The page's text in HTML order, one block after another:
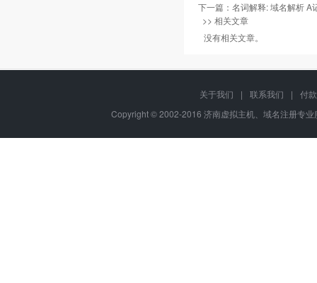
下一篇： 名词解释: 域名解析 A
>> 相关文章
没有相关文章。
关于我们 | 联系我们 |
付
Copyright © 2002-2016 济南虚拟主机、域名注册专